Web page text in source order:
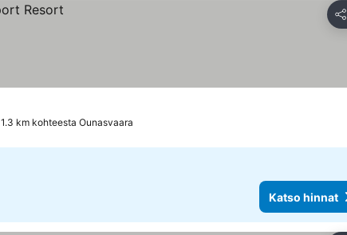
Jaa
1.3 km kohteesta Ounasvaara
Katso hinnat